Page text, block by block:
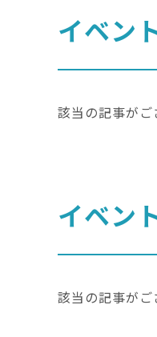
イベン
該当の記事がご
イベン
該当の記事がご